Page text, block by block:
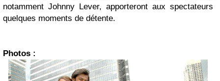
notamment Johnny Lever, apporteront aux spectateurs
quelques moments de détente.
Photos :